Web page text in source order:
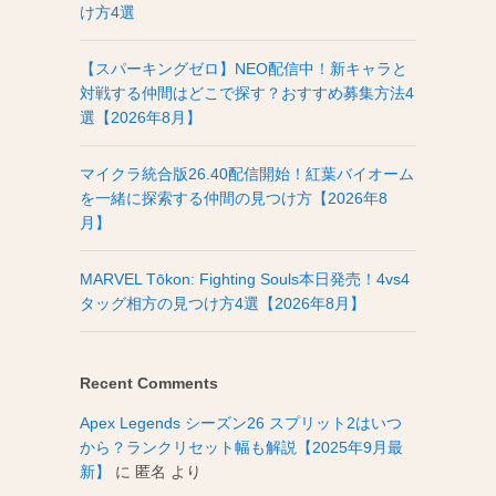
け方4選
【スパーキングゼロ】NEO配信中！新キャラと
対戦する仲間はどこで探す？おすすめ募集方法4
選【2026年8月】
マイクラ統合版26.40配信開始！紅葉バイオーム
を一緒に探索する仲間の見つけ方【2026年8
月】
MARVEL Tōkon: Fighting Souls本日発売！4vs4
タッグ相方の見つけ方4選【2026年8月】
Recent Comments
Apex Legends シーズン26 スプリット2はいつ
から？ランクリセット幅も解説【2025年9月最
新】
に 匿名 より